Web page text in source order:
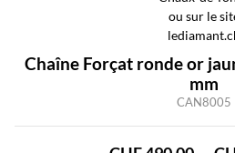
Chaîne Forçat ronde or
mm
CAN8005